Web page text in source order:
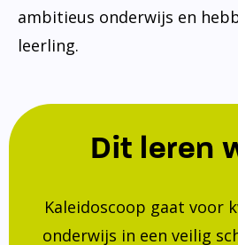
ambitieus onderwijs en
leerling.
Dit leren
Kaleidoscoop gaat voor
onderwijs in een veilig